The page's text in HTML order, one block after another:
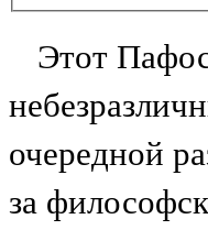
Этот
очередной
за